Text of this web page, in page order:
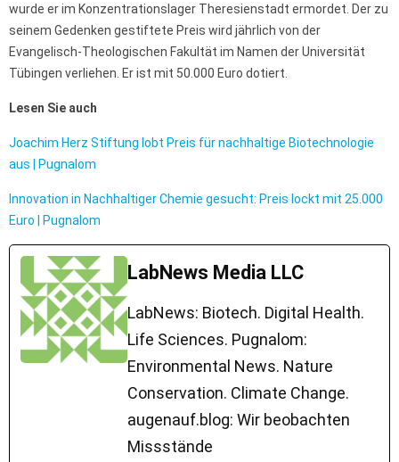
wurde er im Konzentrationslager Theresienstadt ermordet. Der zu
seinem Gedenken gestiftete Preis wird jährlich von der
Evangelisch-Theologischen Fakultät im Namen der Universität
Tübingen verliehen. Er ist mit 50.000 Euro dotiert.
Lesen Sie auch
Joachim Herz Stiftung lobt Preis für nachhaltige Biotechnologie
aus | Pugnalom
Innovation in Nachhaltiger Chemie gesucht: Preis lockt mit 25.000
Euro | Pugnalom
LabNews Media LLC
LabNews: Biotech. Digital Health.
Life Sciences. Pugnalom:
Environmental News. Nature
Conservation. Climate Change.
augenauf.blog: Wir beobachten
Missstände